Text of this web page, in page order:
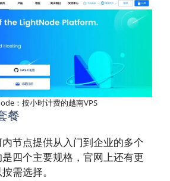
：按小时计费的越南VPS
餐
节点提供从入门到企业的多个
四个主要规格，官网上还有更
需选择。